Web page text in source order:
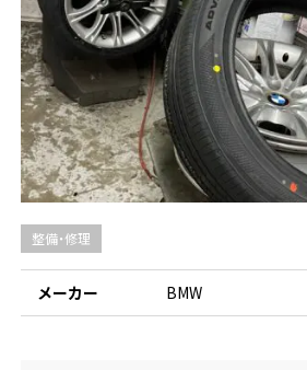
整備・修理
メーカー BMW